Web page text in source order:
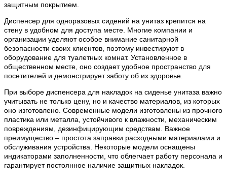
защитным покрытием.
Диспенсер для одноразовых сидений на унитаз крепится на
стену в удобном для доступа месте. Многие компании и
организации уделяют особое внимание санитарной
безопасности своих клиентов, поэтому инвестируют в
оборудование для туалетных комнат. Установленное в
общественном месте, оно создает удобное пространство для
посетителей и демонстрирует заботу об их здоровье.
При выборе диспенсера для накладок на сиденье унитаза важно
учитывать не только цену, но и качество материалов, из которых
оно изготовлено. Современные модели изготовлены из прочного
пластика или металла, устойчивого к влажности, механическим
повреждениям, дезинфицирующим средствам. Важное
преимущество – простота заправки расходными материалами и
обслуживания устройства. Некоторые модели оснащены
индикаторами заполненности, что облегчает работу персонала и
гарантирует постоянное наличие защитных накладок.